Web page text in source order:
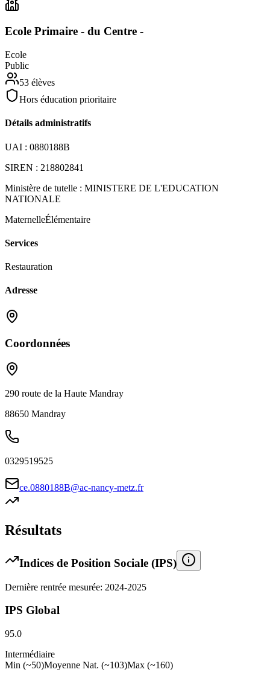
Ecole Primaire - du Centre -
Ecole
Public
53 élèves
Hors éducation prioritaire
Détails administratifs
UAI : 0880188B
SIREN : 218802841
Ministère de tutelle : MINISTERE DE L'EDUCATION
NATIONALE
MaternelleÉlémentaire
Services
Restauration
Adresse
Coordonnées
290 route de la Haute Mandray
88650 Mandray
0329519525
ce.0880188B@ac-nancy-metz.fr
Résultats
Indices de Position Sociale (IPS)
Dernière rentrée mesurée: 2024-2025
IPS Global
95.0
Intermédiaire
Min (~50)Moyenne Nat. (~103)Max (~160)